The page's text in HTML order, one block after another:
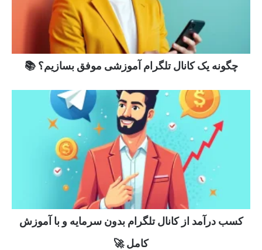
چگونه یک کانال تلگرام آموزشی موفق بسازیم؟ 📚
کسب درآمد از کانال تلگرام بدون سرمایه و با آموزش
کامل 🚀